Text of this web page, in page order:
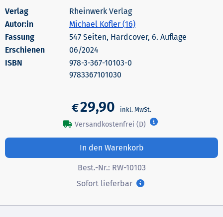
Rheinwerk Verlag
Autor:in
Michael Kofler (16)
547 Seiten, Hardcover, 6. Auflage
Erschienen
06/2024
978-3-367-10103-0
9783367101030
€29,90
Versandkostenfrei (D)
In den Warenkorb
Best.-Nr.: RW-10103
Sofort lieferbar